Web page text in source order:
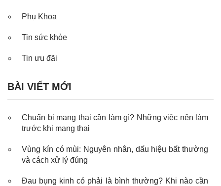
Phụ Khoa
Tin sức khỏe
Tin ưu đãi
BÀI VIẾT MỚI
Chuẩn bị mang thai cần làm gì? Những việc nên làm
trước khi mang thai
Vùng kín có mùi: Nguyên nhân, dấu hiệu bất thường
và cách xử lý đúng
Đau bụng kinh có phải là bình thường? Khi nào cần